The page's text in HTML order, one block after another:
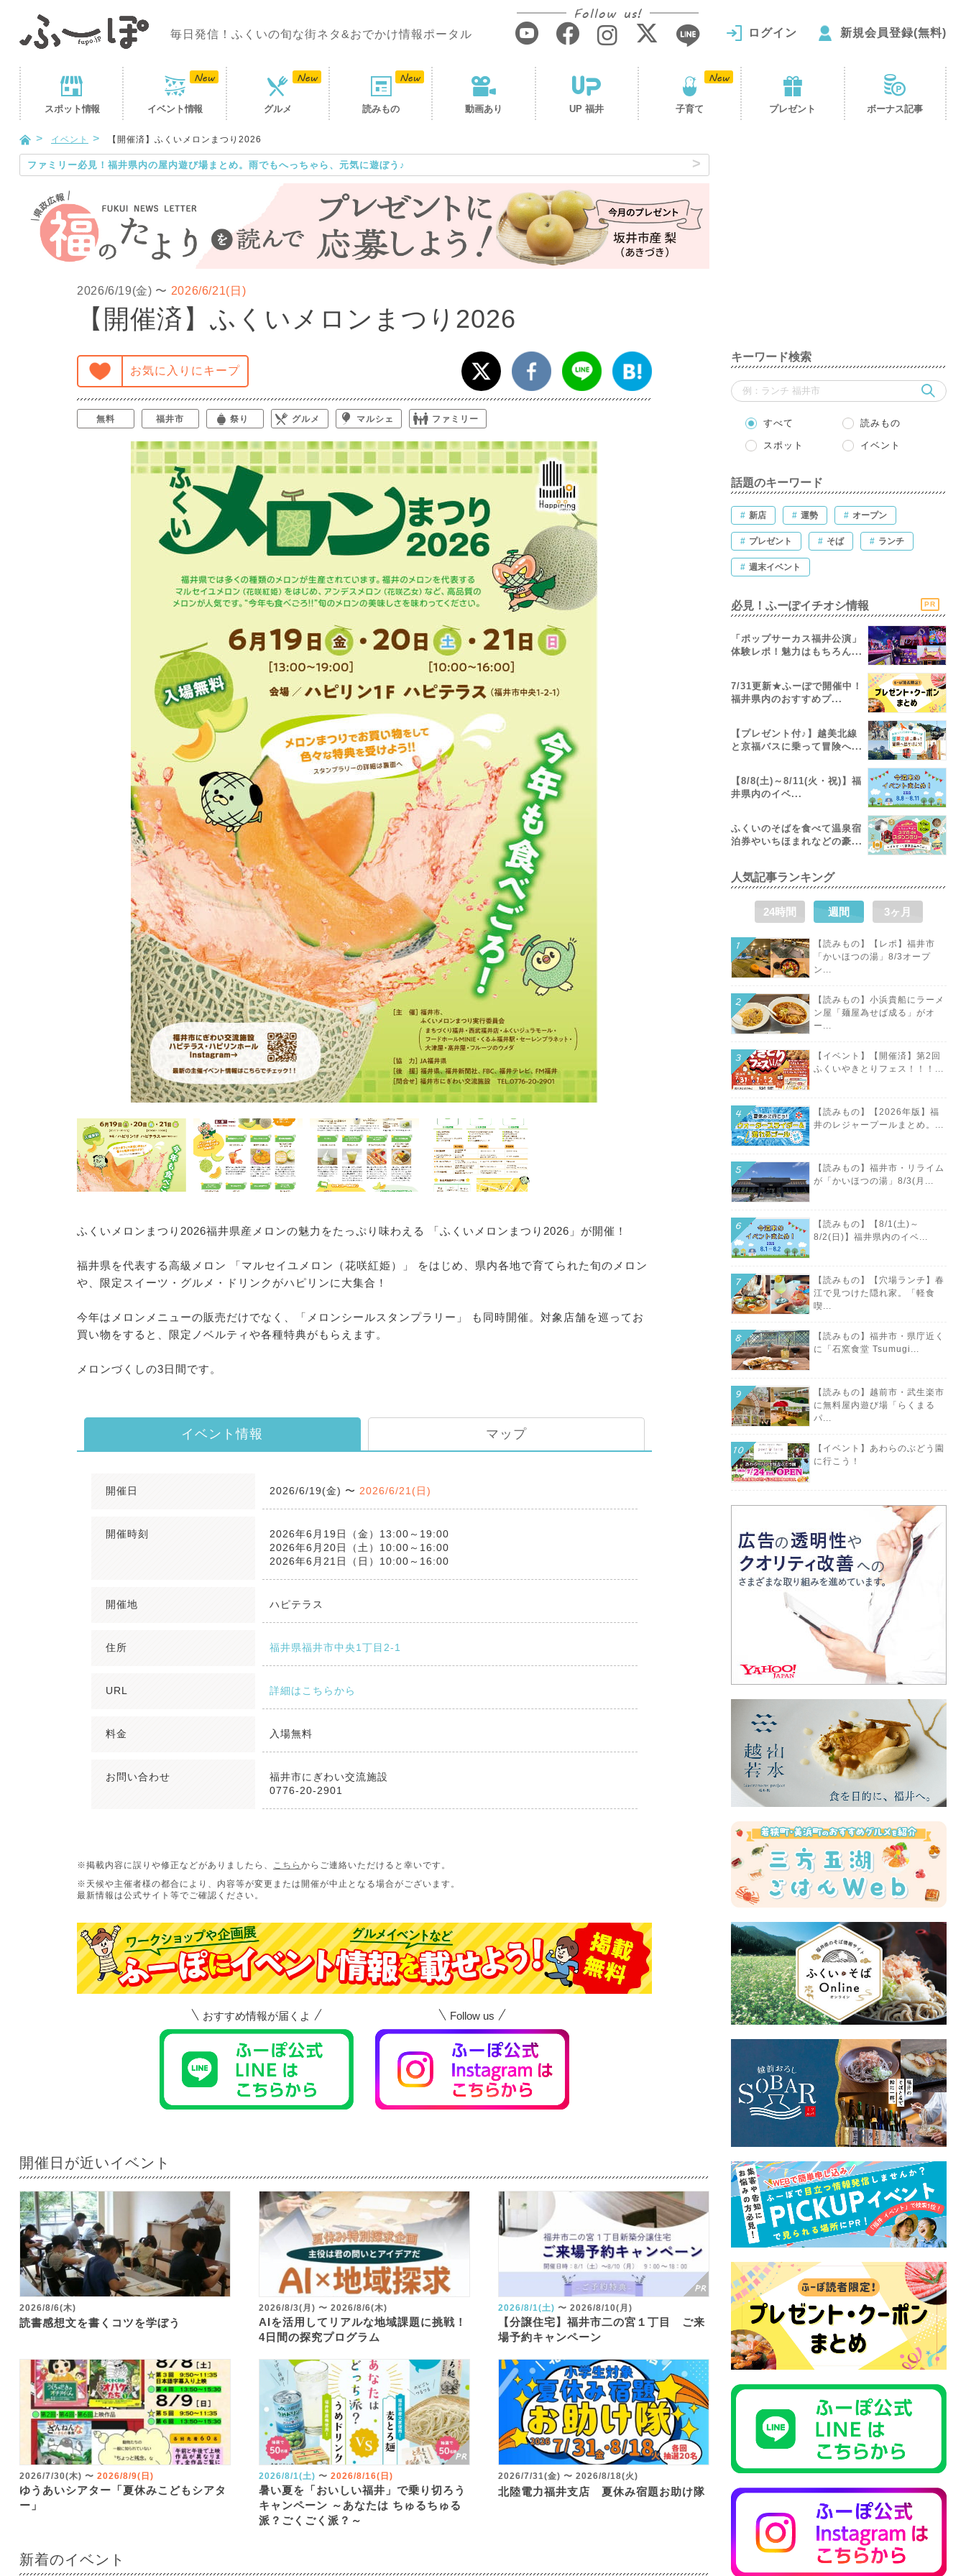
毎日発信！ふくいの旬な街ネタ&おでかけ情報ポータル
Follow us!
ログイン 新規会員登録(無料)
スポット情報 イベント情報 グルメ 読みもの 動画あり UP 福井 子育て プレゼント ボーナス記事
イベント 【開催済】ふくいメロンまつり2026
ファミリー必見！福井県内の屋内遊び場まとめ。雨でもへっちゃら、元気に遊ぼう♪
2026/6/19(金) 〜 2026/6/21(日)
【開催済】ふくいメロンまつり2026
お気に入りにキープ
無料 福井市 祭り グルメ マルシェ ファミリー
ふくいメロンまつり2026福井県産メロンの魅力をたっぷり味わえる 「ふくいメロンまつり2026」が開催！
福井県を代表する高級メロン 「マルセイユメロン（花咲紅姫）」 をはじめ、県内各地で育てられた旬のメロン
や、限定スイーツ・グルメ・ドリンクがハピリンに大集合！
今年はメロンメニューの販売だけでなく、「メロンシールスタンプラリー」 も同時開催。対象店舗を巡ってお
買い物をすると、限定ノベルティや各種特典がもらえます。
メロンづくしの3日間です。
イベント情報 マップ
開催日 2026/6/19(金) 〜 2026/6/21(日)
開催時刻
2026年6月19日（金）13:00～19:00
2026年6月20日（土）10:00～16:00
2026年6月21日（日）10:00～16:00
開催地 ハピテラス
住所 福井県福井市中央1丁目2-1
URL 詳細はこちらから
料金 入場無料
お問い合わせ
福井市にぎわい交流施設
0776-20-2901
※掲載内容に誤りや修正などがありましたら、 こちら からご連絡いただけると幸いです。
※天候や主催者様の都合により、内容等が変更または開催が中止となる場合がございます。
最新情報は公式サイト等でご確認ください。
おすすめ情報が届くよ Follow us
開催日が近いイベント
2026/8/6(木)
読書感想文を書くコツを学ぼう
2026/8/3(月) 〜 2026/8/6(木)
AIを活用してリアルな地域課題に挑戦！
4日間の探究プログラム
2026/8/1(土) 〜 2026/8/10(月)
【分譲住宅】福井市二の宮１丁目 ご来
場予約キャンペーン
2026/7/30(木) 〜 2026/8/9(日)
ゆうあいシアター「夏休みこどもシアタ
ー」
2026/8/1(土) 〜 2026/8/16(日)
暑い夏を「おいしい福井」で乗り切ろう
キャンペーン ～あなたは ちゅるちゅる
派？ごくごく派？～
2026/7/31(金) 〜 2026/8/18(火)
北陸電力福井支店 夏休み宿題お助け隊
新着のイベント
キーワード検索
すべて 読みもの
スポット イベント
話題のキーワード
# 新店 # 運勢 # オープン
# プレゼント # そば # ランチ
# 週末イベント
必見！ふーぽイチオシ情報 PR
「ポップサーカス福井公演」
体験レポ！魅力はもちろん...
7/31更新★ふーぽで開催中！
福井県内のおすすめプ...
【プレゼント付♪】越美北線
と京福バスに乗って冒険へ...
【8/8(土)～8/11(火・祝)】福
井県内のイベ...
ふくいのそばを食べて温泉宿
泊券やいちほまれなどの豪...
人気記事ランキング
24時間 週間 3ヶ月
【読みもの】【レポ】福井市
「かいほつの湯」8/3オープ
ン...
【読みもの】小浜貴船にラーメ
ン屋「麺屋為せば成る」がオ
ー...
【イベント】【開催済】第2回
ふくいやきとりフェス！！！...
【読みもの】【2026年版】福
井のレジャープールまとめ。...
【読みもの】福井市・リライム
が「かいほつの湯」8/3(月...
【読みもの】【8/1(土)～
8/2(日)】福井県内のイベ...
【読みもの】【穴場ランチ】春
江で見つけた隠れ家。「軽食
喫...
【読みもの】福井市・県庁近く
に「石窯食堂 Tsumugi...
【読みもの】越前市・武生楽市
に無料屋内遊び場「らくまる
パ...
【イベント】あわらのぶどう園
に行こう！